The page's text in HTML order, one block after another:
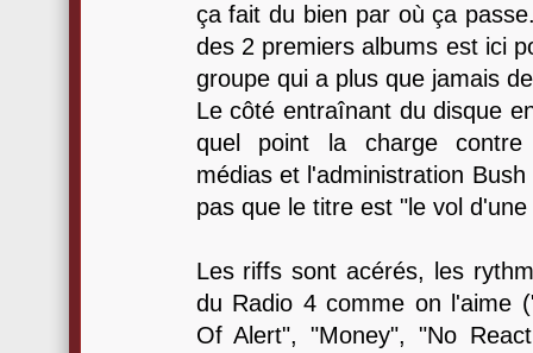
ça fait du bien par où ça
des 2 premiers albums est ici
groupe qui a plus que jamais
Le côté entraînant du disque
quel point la charge contre
médias et l'administration
pas que le titre est "le vol
Les riffs sont acérés, les
du Radio 4 comme on l'aime
Of Alert", "Money", "No